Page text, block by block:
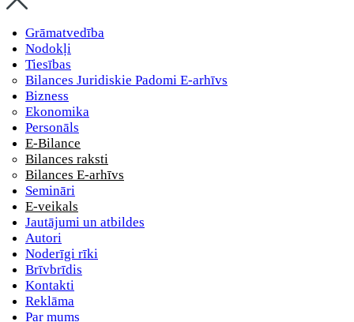
Grāmatvedība
Nodokļi
Tiesības
Bilances Juridiskie Padomi E-arhīvs
Bizness
Ekonomika
Personāls
E-Bilance
Bilances raksti
Bilances E-arhīvs
Semināri
E-veikals
Jautājumi un atbildes
Autori
Noderīgi rīki
Brīvbrīdis
Kontakti
Reklāma
Par mums